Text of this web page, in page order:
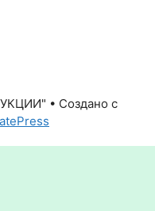
• Создано с